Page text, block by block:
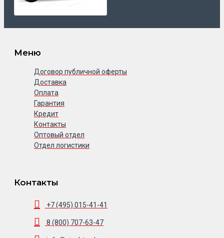
Меню
Договор публичной оферты
Доставка
Оплата
Гарантия
Кредит
Контакты
Оптовый отдел
Отдел логистики
Контакты
+7 (495) 015-41-41
8 (800) 707-63-47